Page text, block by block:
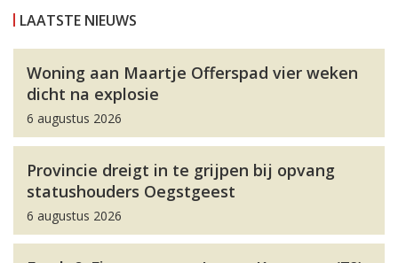
LAATSTE NIEUWS
Woning aan Maartje Offerspad vier weken
dicht na explosie
6 augustus 2026
Provincie dreigt in te grijpen bij opvang
statushouders Oegstgeest
6 augustus 2026